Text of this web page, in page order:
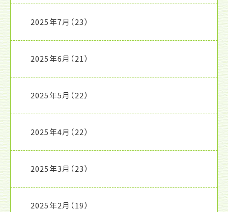
2025年7月 （23）
2025年6月 （21）
2025年5月 （22）
2025年4月 （22）
2025年3月 （23）
2025年2月 （19）